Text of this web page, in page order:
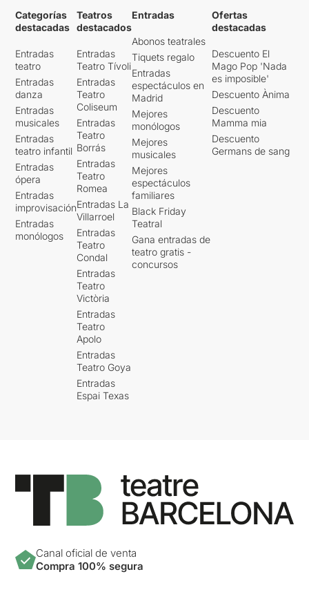
Categorías
destacadas
Entradas
teatro
Entradas
danza
Entradas
musicales
Entradas
teatro infantil
Entradas
ópera
Entradas
improvisación
Entradas
monólogos
Teatros
destacados
Entradas
Teatro Tívoli
Entradas
Teatro
Coliseum
Entradas
Teatro
Borrás
Entradas
Teatro
Romea
Entradas La
Villarroel
Entradas
Teatro
Condal
Entradas
Teatro
Victòria
Entradas
Teatro
Apolo
Entradas
Teatro Goya
Entradas
Espai Texas
Entradas
Abonos teatrales
Tiquets regalo
Entradas
espectáculos en
Madrid
Mejores
monólogos
Mejores
musicales
Mejores
espectáculos
familiares
Black Friday
Teatral
Gana entradas de
teatro gratis -
concursos
Ofertas
destacadas
Descuento El
Mago Pop 'Nada
es imposible'
Descuento Ànima
Descuento
Mamma mia
Descuento
Germans de sang
Canal oficial de venta
Compra 100% segura